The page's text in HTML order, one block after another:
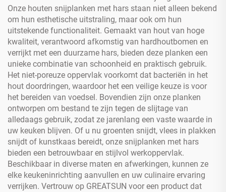
Onze houten snijplanken met hars staan niet alleen bekend
om hun esthetische uitstraling, maar ook om hun
uitstekende functionaliteit. Gemaakt van hout van hoge
kwaliteit, verantwoord afkomstig van hardhoutbomen en
verrijkt met een duurzame hars, bieden deze planken een
unieke combinatie van schoonheid en praktisch gebruik.
Het niet-poreuze oppervlak voorkomt dat bacteriën in het
hout doordringen, waardoor het een veilige keuze is voor
het bereiden van voedsel. Bovendien zijn onze planken
ontworpen om bestand te zijn tegen de slijtage van
alledaags gebruik, zodat ze jarenlang een vaste waarde in
uw keuken blijven. Of u nu groenten snijdt, vlees in plakken
snijdt of kunstkaas bereidt, onze snijplanken met hars
bieden een betrouwbaar en stijlvol werkoppervlak.
Beschikbaar in diverse maten en afwerkingen, kunnen ze
elke keukeninrichting aanvullen en uw culinaire ervaring
verrijken. Vertrouw op GREATSUN voor een product dat